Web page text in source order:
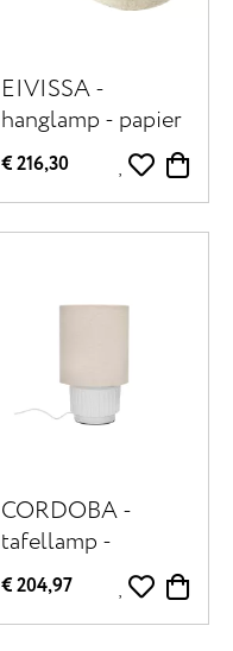
EIVISSA -
hanglamp - papier
mâché - L 58 x W
43 x H 18 cm -
beige
€ 216,30
CORDOBA -
tafellamp -
terracotta / stof -
DIA 18 x H 31 cm
- wit
€ 204,97